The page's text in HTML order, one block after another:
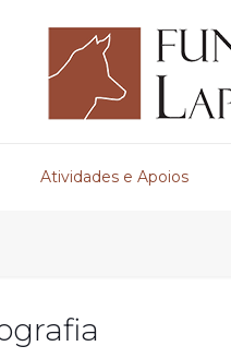
Atividades e Apoios